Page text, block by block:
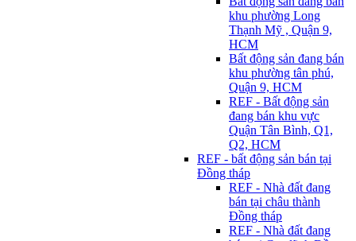
khu phường Long
Thạnh Mỹ , Quận 9,
HCM
Bất động sản đang bán
khu phường tân phú,
Quận 9, HCM
REF - Bất động sản
đang bán khu vực
Quận Tân Bình, Q1,
Q2, HCM
REF - bất động sản bán tại
Đồng tháp
REF - Nhà đất đang
bán tại châu thành
Đồng tháp
REF - Nhà đất đang